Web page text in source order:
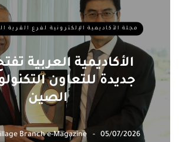
مجلة الأكاديمية الإلكترونية لفرع القرية
الأكاديمية العربية
جديدة للتعاون
الصين
Branch e-Magazine 05/07/2026